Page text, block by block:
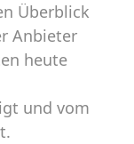
Überblick
Anbieter
heute
und vom